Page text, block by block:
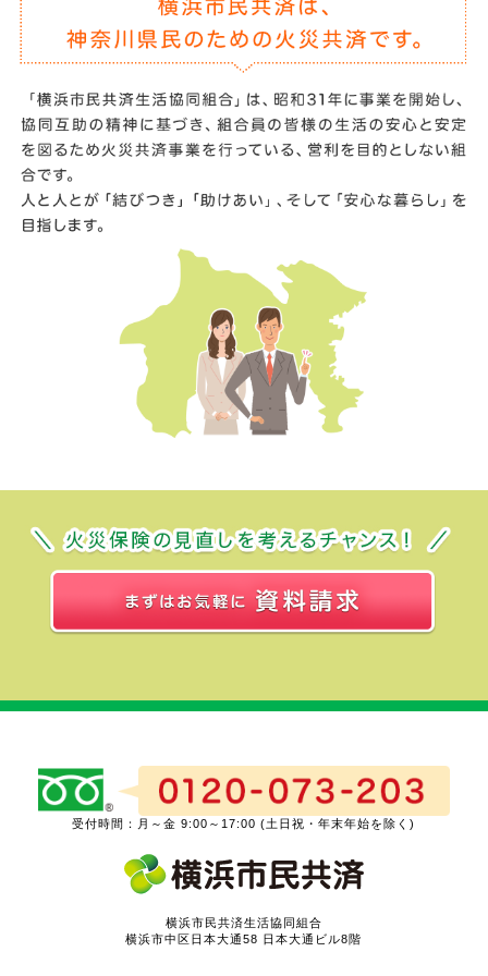
受付時間：月～金 9:00～17:00 (土日祝・年末年始を除く)
横浜市民共済生活協同組合
横浜市中区日本大通58 日本大通ビル8階